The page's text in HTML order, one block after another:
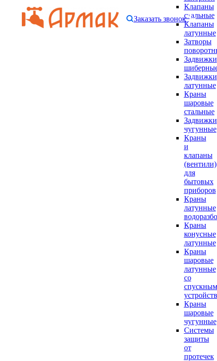
Клапаны
стальные
Клапаны
латунные
Затворы
Задвижки
Задвижки
латунные
Краны
шаровые
стальные
Задвижки
чугунные
Краны
и
клапаны
(вентили)
для
бытовых
приборов
Краны
латунные
Краны
конусные
латунные
Краны
шаровые
латунные
со
спускным
Краны
шаровые
чугунные
Системы
защиты
от
протечек
Заказать звонок